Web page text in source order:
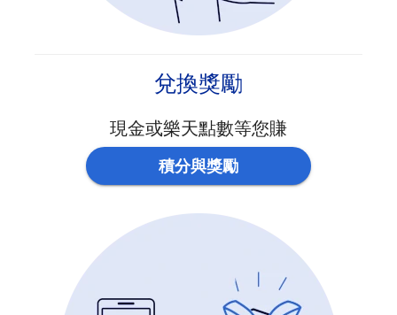
兌換獎勵
現金或樂天點數等您賺
積分與獎勵